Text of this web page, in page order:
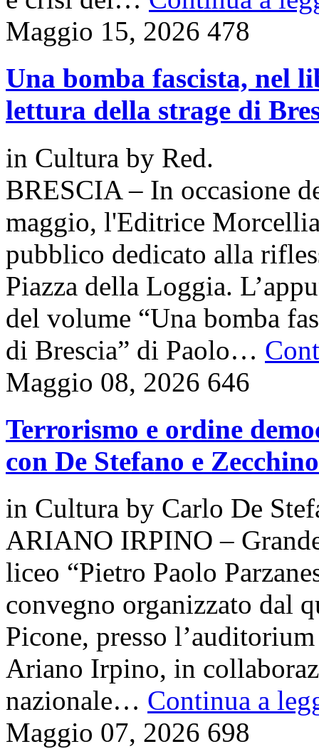
Maggio 15, 2026 478
Una bomba fascista, nel
lettura della strage di
in Cultura by Red.
BRESCIA – In occasione
maggio, l'Editrice
pubblico dedicato alla
Piazza della Loggia.
del volume “Una bomba
di Brescia” di Paolo…
Maggio 08, 2026 646
Terrorismo e ordine
con De Stefano e Zecchino
in Cultura by Carlo De
ARIANO IRPINO –
liceo “Pietro Paolo
convegno organizzato dal
Picone, presso
Ariano Irpino, in
nazionale… Continua a
Maggio 07, 2026 698